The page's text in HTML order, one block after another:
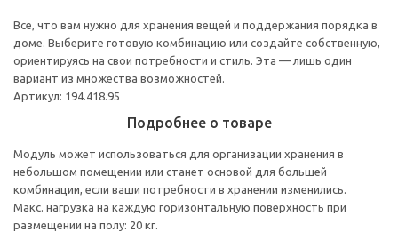
Все, что вам нужно для хранения вещей и поддержания порядка в
доме. Выберите готовую комбинацию или создайте собственную,
ориентируясь на свои потребности и стиль. Эта — лишь один
вариант из множества возможностей.
Артикул: 194.418.95
Подробнее о товаре
Модуль может использоваться для организации хранения в
небольшом помещении или станет основой для большей
комбинации, если ваши потребности в хранении изменились.
Макс. нагрузка на каждую горизонтальную поверхность при
размещении на полу: 20 кг.